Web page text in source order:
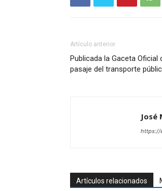
Artículo anterior
Publicada la Gaceta Oficial
pasaje del transporte
José
https://
Artículos relacionados